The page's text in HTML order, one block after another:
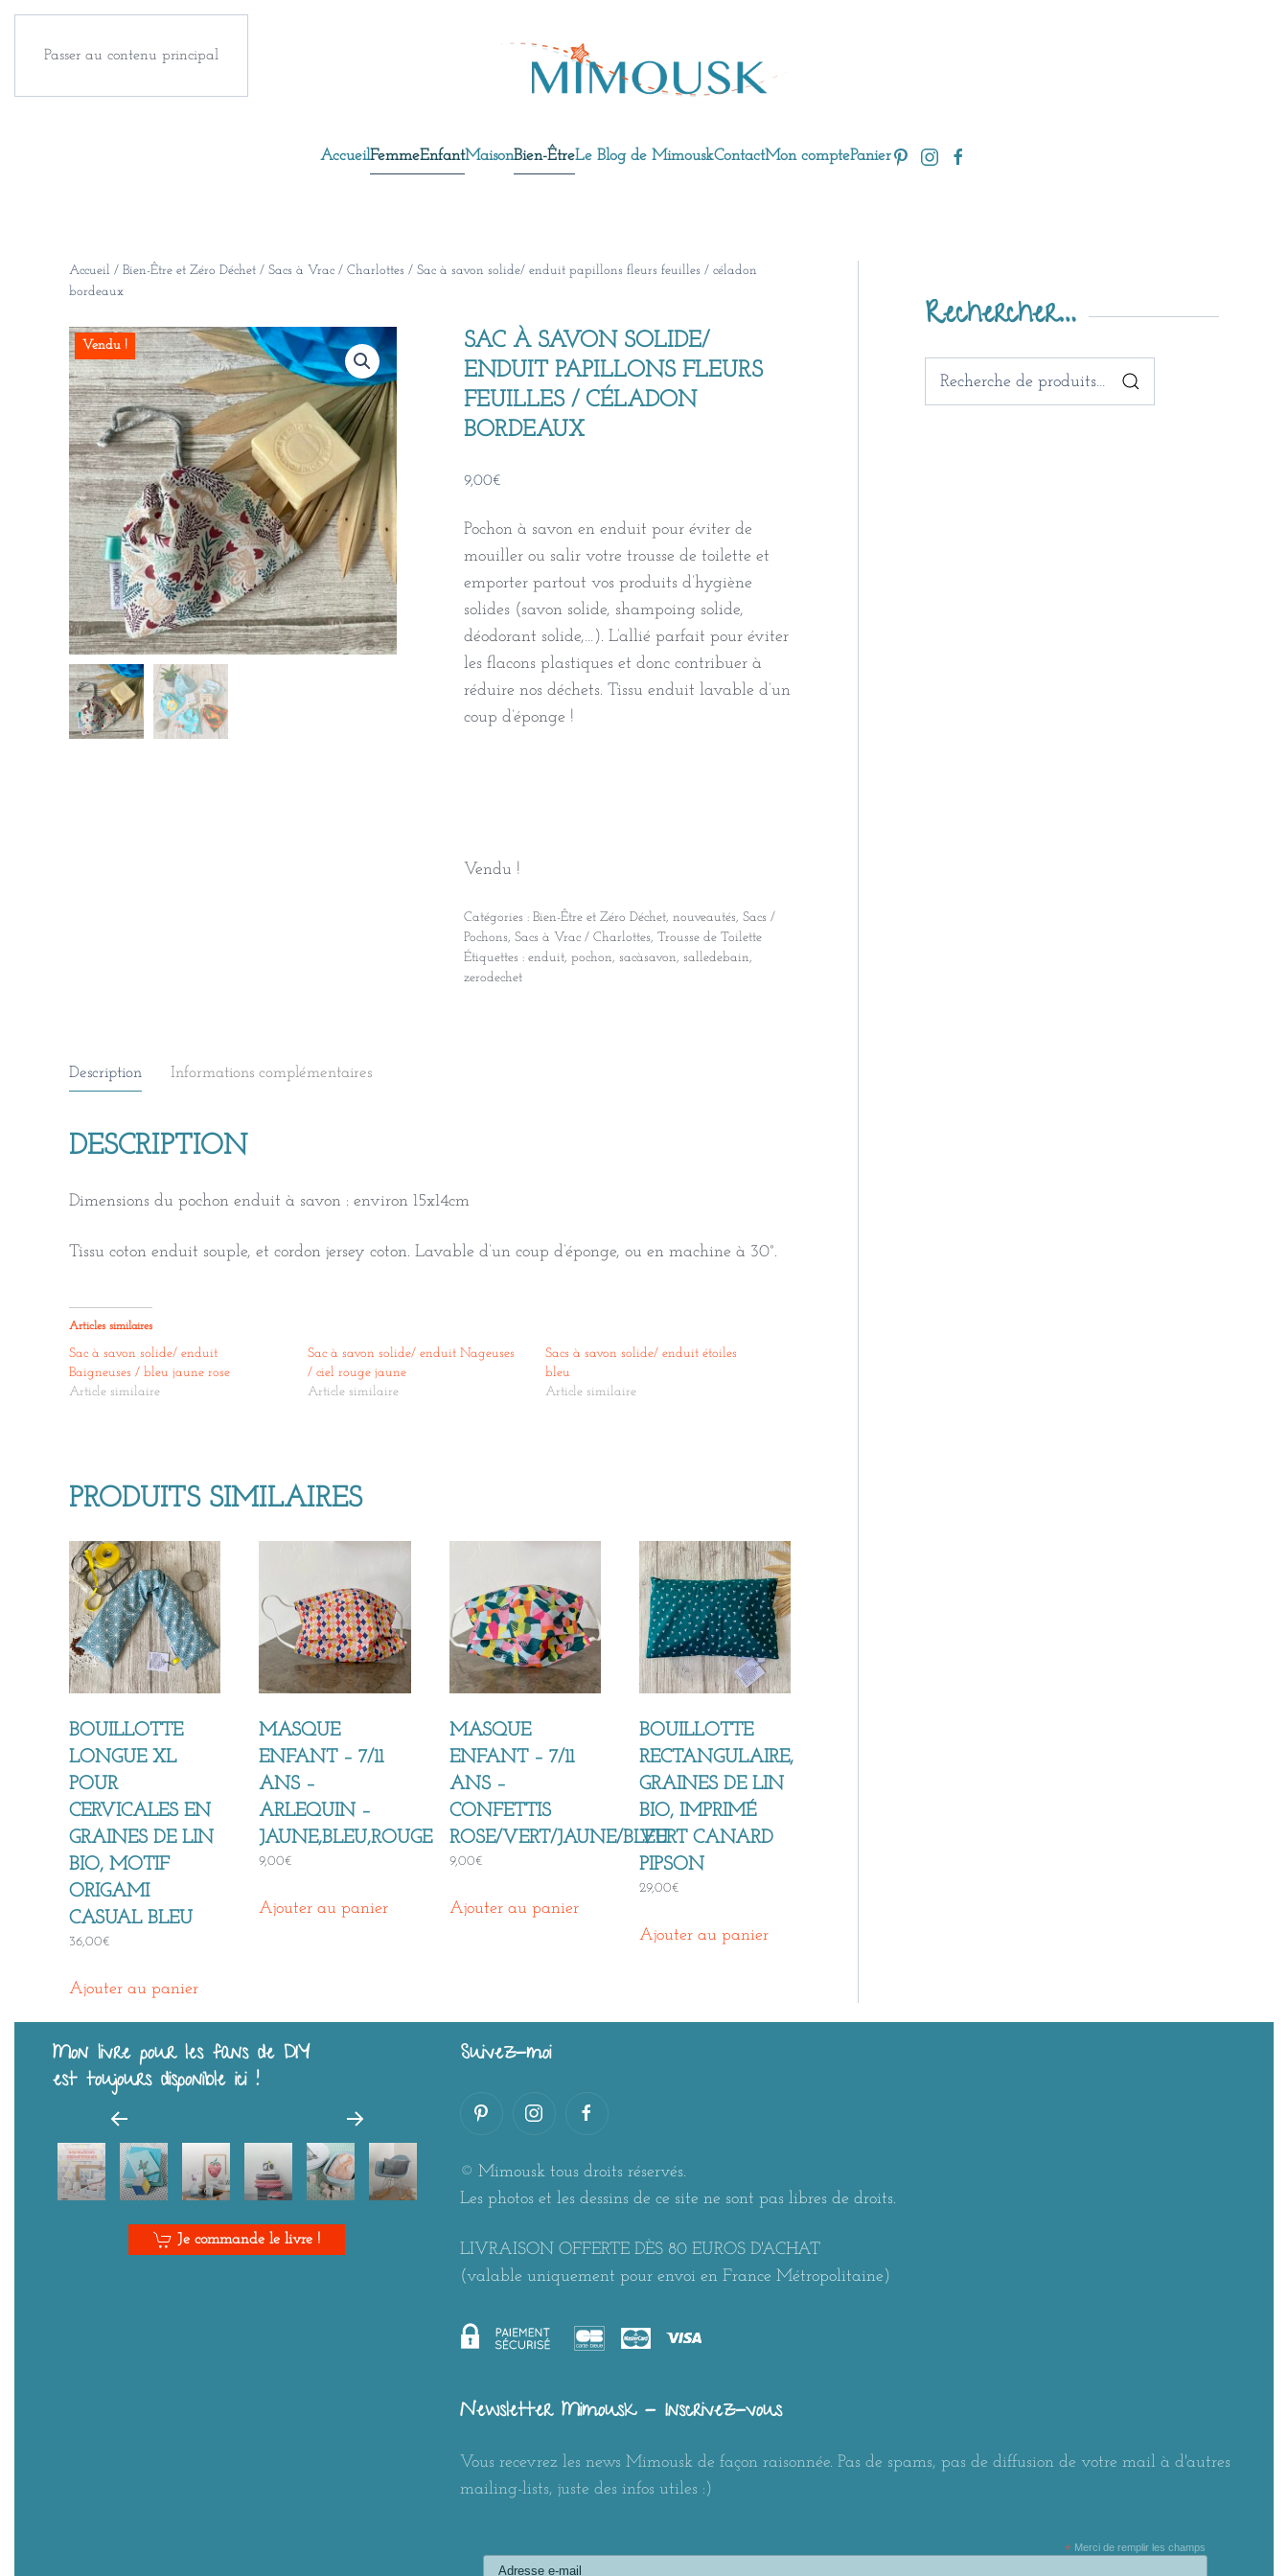
Passer au contenu principal
AccueilFemmeEnfantMaisonBien-ÊtreLe Blog de MimouskContactMon comptePanier
Accueil / Bien-Être et Zéro Déchet / Sacs à Vrac / Charlottes / Sac à savon solide/ enduit papillons fleurs feuilles / céladon
bordeaux
Vendu !
SAC À SAVON SOLIDE/
ENDUIT PAPILLONS FLEURS
FEUILLES / CÉLADON
BORDEAUX
9,00€
Pochon à savon en enduit pour éviter de
mouiller ou salir votre trousse de toilette et
emporter partout vos produits d’hygiène
solides (savon solide, shampoing solide,
déodorant solide,…). L’allié parfait pour éviter
les flacons plastiques et donc contribuer à
réduire nos déchets. Tissu enduit lavable d’un
coup d’éponge !
Vendu !
Catégories : Bien-Être et Zéro Déchet, nouveautés, Sacs /
Pochons, Sacs à Vrac / Charlottes, Trousse de Toilette
Étiquettes : enduit, pochon, sacàsavon, salledebain,
zerodechet
Description Informations complémentaires
DESCRIPTION
Dimensions du pochon enduit à savon : environ 15x14cm
Tissu coton enduit souple, et cordon jersey coton. Lavable d’un coup d’éponge, ou en machine à 30°.
Articles similaires
Sac à savon solide/ enduit
Baigneuses / bleu jaune rose
Article similaire
Sac à savon solide/ enduit Nageuses
/ ciel rouge jaune
Article similaire
Sacs à savon solide/ enduit étoiles
bleu
Article similaire
PRODUITS SIMILAIRES
BOUILLOTTE
LONGUE XL
POUR
CERVICALES EN
GRAINES DE LIN
BIO, MOTIF
ORIGAMI
CASUAL BLEU
36,00€
Ajouter au panier
MASQUE
ENFANT – 7/11
ANS –
ARLEQUIN –
JAUNE,BLEU,ROUGE
9,00€
Ajouter au panier
MASQUE
ENFANT – 7/11
ANS –
CONFETTIS
ROSE/VERT/JAUNE/BLEU
9,00€
Ajouter au panier
BOUILLOTTE
RECTANGULAIRE,
GRAINES DE LIN
BIO, IMPRIMÉ
VERT CANARD
PIPSON
29,00€
Ajouter au panier
Rechercher…
Recherche
Mon livre pour les fans de DIY
est toujours disponible ici !
Je commande le livre !
Suivez-moi
© Mimousk tous droits réservés.
Les photos et les dessins de ce site ne sont pas libres de droits.
LIVRAISON OFFERTE DÈS 80 EUROS D'ACHAT
(valable uniquement pour envoi en France Métropolitaine)
Newsletter Mimousk - Inscrivez-vous
Vous recevrez les news Mimousk de façon raisonnée. Pas de spams, pas de diffusion de votre mail à d'autres
mailing-lists, juste des infos utiles :)
* Merci de remplir les champs